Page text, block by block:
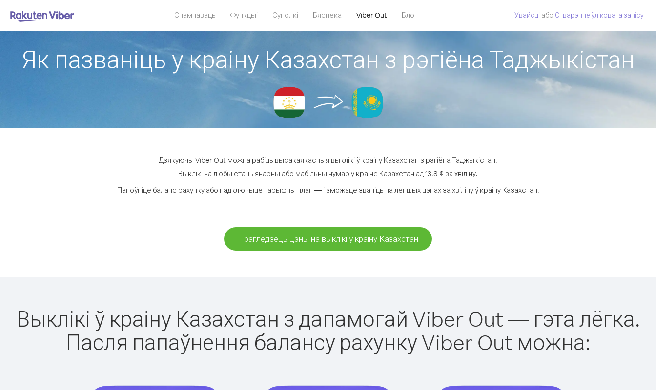
Спампаваць Функцыі Суполкі Бяспека Viber Out Блог Увайсці або Стварэнне ўліковага запісу
Як пазваніць у краіну Казахстан з рэгіёна Таджыкістан
Дзякуючы Viber Out можна рабіць высакаякасныя выклікі ў краіну Казахстан з рэгіёна Таджыкістан.
Выклікі на любы стацыянарны або мабільны нумар у краіне Казахстан ад 13.8 ¢ за хвіліну.
Папоўніце баланс рахунку або падключыце тарыфны план — і зможаце званіць па лепшых цэнах за хвіліну ў краіну Казахстан.
Прагледзець цэны на выклікі ў краіну Казахстан
Выклікі ў краіну Казахстан з дапамогай Viber Out — гэта лёгка.
Пасля папаўнення балансу рахунку Viber Out можна: